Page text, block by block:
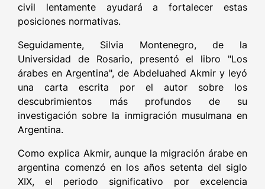
civil lentamente ayudará a fortalecer estas
posiciones normativas.
Seguidamente, Silvia Montenegro, de la
Universidad de Rosario, presentó el libro "Los
árabes en Argentina", de Abdeluahed Akmir y leyó
una carta escrita por el autor sobre los
descubrimientos más profundos de su
investigación sobre la inmigración musulmana en
Argentina.
Como explica Akmir, aunque la migración árabe en
argentina comenzó en los años setenta del siglo
XIX, el periodo significativo por excelencia